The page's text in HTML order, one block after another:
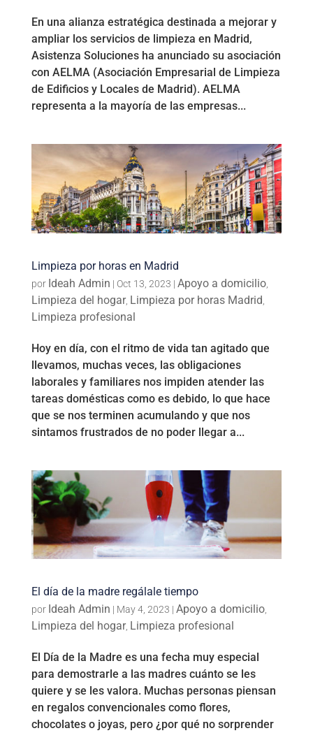
En una alianza estratégica destinada a mejorar y
ampliar los servicios de limpieza en Madrid,
Asistenza Soluciones ha anunciado su asociación
con AELMA (Asociación Empresarial de Limpieza
de Edificios y Locales de Madrid). AELMA
representa a la mayoría de las empresas...
Limpieza por horas en Madrid
por Ideah Admin | Oct 13, 2023 | Apoyo a domicilio,
Limpieza del hogar, Limpieza por horas Madrid
Limpieza profesional
Hoy en día, con el ritmo de vida tan agitado que
llevamos, muchas veces, las obligaciones
laborales y familiares nos impiden atender las
tareas domésticas como es debido, lo que hace
que se nos terminen acumulando y que nos
sintamos frustrados de no poder llegar a...
El día de la madre regálale tiempo
por Ideah Admin | May 4, 2023 | Apoyo a domicilio,
Limpieza del hogar, Limpieza profesional
El Día de la Madre es una fecha muy especial
para demostrarle a las madres cuánto se les
quiere y se les valora. Muchas personas piensan
en regalos convencionales como flores,
chocolates o joyas, pero ¿por qué no sorprender